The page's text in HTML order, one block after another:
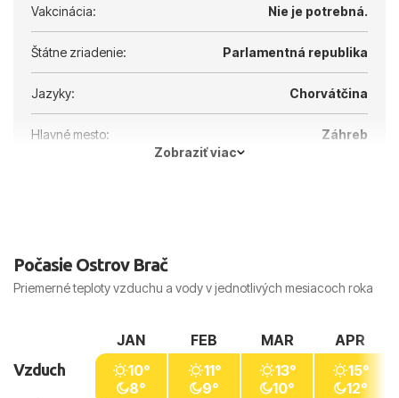
Vakcinácia: Nie je potrebná.
Štátne zriadenie: Parlamentná republika
Jazyky: Chorvátčina
Hlavné mesto:
Záhreb
Zobraziť viac
Počasie Ostrov Brač
Priemerné teploty vzduchu a vody v jednotlivých mesiacoch roka
Vzduch
JAN
10°
8°
FEB
11°
9°
MAR
13°
10°
APR
15°
12°